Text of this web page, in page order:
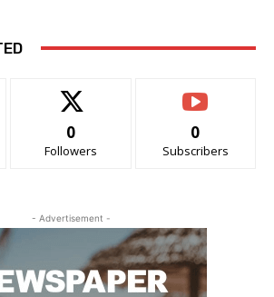
0
Followers
0
Subscribers
- Advertisement -